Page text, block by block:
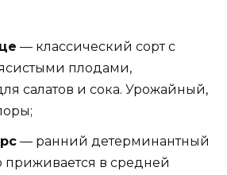
— классический сорт с
плодами,
салатов и сока. Урожайный,
— ранний детерминантный
приживается в средней